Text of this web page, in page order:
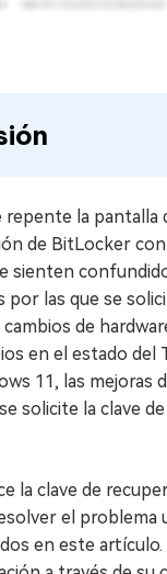
repente la pantalla
de BitLocker
sienten
por las que se
de
en el estado del
11, las mejoras
solicite la clave
la clave de
el problema
en este